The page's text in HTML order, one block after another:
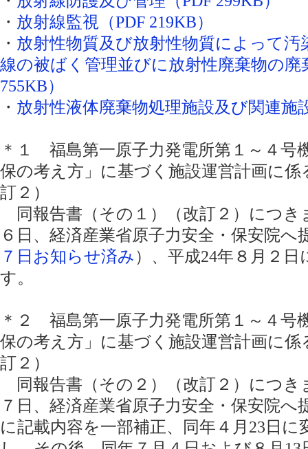
・ 放射線監視（PDF 219KB）
・ 放射性物質及び放射性物質によって
線の被ばく管理並びに放射性廃棄物の廃
755KB）
・ 放射性液体廃棄物処理施設及び関連施
＊１ 福島第一原子力発電所第１～４号
保の考え方」に基づく施設運営計画に
訂２）
同報告書（その１）（改訂２）につき
６日、経済産業省原子力安全・保安院へ
７日お知らせ済み ）、平成24年８月２
す。
＊２ 福島第一原子力発電所第１～４号
保の考え方」に基づく施設運営計画に
訂２）
同報告書（その２）（改訂２）につき
７日、経済産業省原子力安全・保安院へ
に記載内容を一部補正、同年４月23日に